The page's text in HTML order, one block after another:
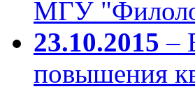
МГУ
23.10.2015 –
повышения